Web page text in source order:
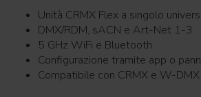
Unità CRMX Flex a singolo
DMX/RDM, sACN e Art-Net 1-3
5 GHz WiFi e Bluetooth
Configurazione tramite app o
Compatibile con CRMX e W-